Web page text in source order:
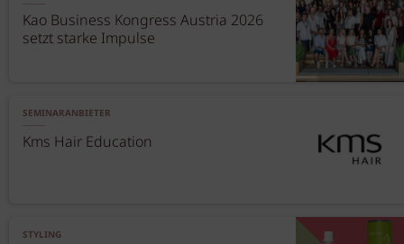
Kao Business Kongress Austria 2026
setzt starke Impulse
SEMINARANBIETER
Kms Hair Education
STYLING